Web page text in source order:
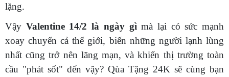
lặng.
Vậy Valentine 14/2 là ngày gì mà lại có sức mạnh
xoay chuyển cả thế giới, biến những người lạnh lùng
nhất cũng trở nên lãng mạn, và khiến thị trường toàn
cầu "phát sốt" đến vậy? Qùa Tặng 24K sẽ cùng bạn